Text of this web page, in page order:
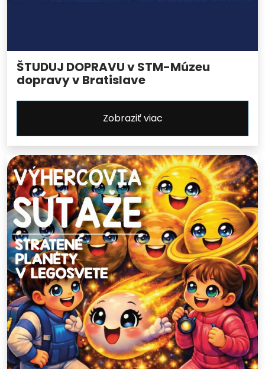
ŠTUDUJ DOPRAVU v STM-Múzeu
dopravy v Bratislave
Zobraziť viac